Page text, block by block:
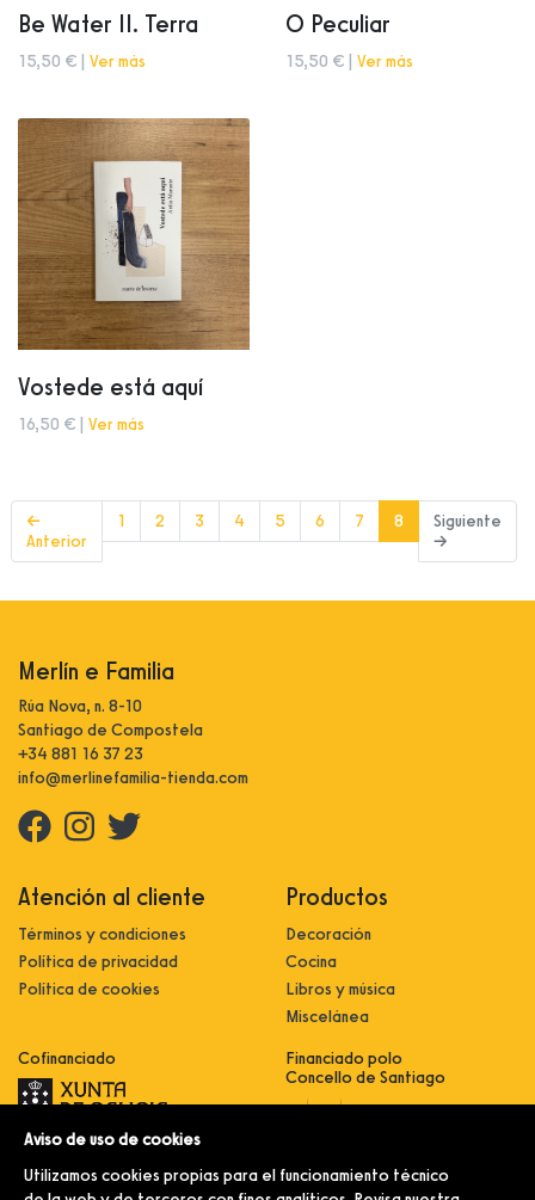
Be Water II. Terra
15,50 € | Ver más
O Peculiar
15,50 € | Ver más
Vostede está aquí
16,50 € | Ver más
←
Anterior
1 2 3 4 5 6 7 8 (current)
Siguiente
→
Merlín e Familia
Rúa Nova, n. 8-10
Santiago de Compostela
+34 881 16 37 23
info@merlinefamilia-tienda.com
Atención al cliente
Términos y condiciones
Política de privacidad
Política de cookies
Productos
Decoración
Cocina
Libros y música
Miscelánea
Cofinanciado
Innovación, dixitalización e
comercialización e expansión do
sector comercial e artesanal
Financiado polo
Concello de Santiago
Aviso de uso de cookies
Utilizamos cookies propias para el funcionamiento técnico